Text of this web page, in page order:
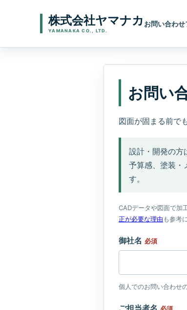
株式会社ヤマナカ
YAMANAKA CO., LTD.
お問い合わせ
お問い
図面が固まる前で
設計・開発の方
予算感、塗装・
す。
CADデータや図面で加
正が必要な理由も参考
御社名 必須
個人でのお問い合わせ
ご担当者名